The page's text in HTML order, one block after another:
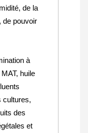
de la
de pouvoir
à
huile
cultures,
des
et